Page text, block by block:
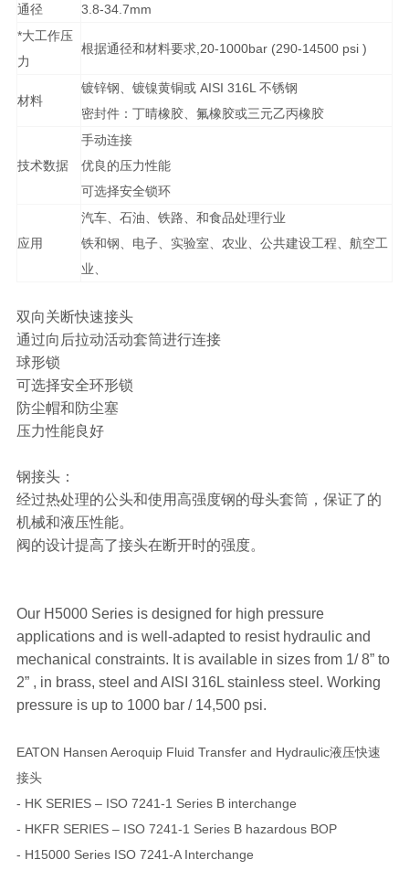
通径
3.8-34.7mm
*大工作压
力
根据通径和材料要求,20-1000bar (290-14500 psi )
材料
镀锌钢、镀镍黄铜或 AISI 316L 不锈钢
密封件：丁晴橡胶、氟橡胶或三元乙丙橡胶
技术数据
手动连接
优良的压力性能
可选择安全锁环
应用
汽车、石油、铁路、和食品处理行业
铁和钢、电子、实验室、农业、公共建设工程、航空工
业、
双向关断快速接头
通过向后拉动活动套筒进行连接
球形锁
可选择安全环形锁
防尘帽和防尘塞
压力性能良好
钢接头：
经过热处理的公头和使用高强度钢的母头套筒，保证了的
机械和液压性能。
阀的设计提高了接头在断开时的强度。
Our H5000 Series is designed for high pressure
applications and is well-adapted to resist hydraulic and
mechanical constraints. It is available in sizes from 1/ 8” to
2” , in brass, steel and AISI 316L stainless steel. Working
pressure is up to 1000 bar / 14,500 psi.
EATON Hansen Aeroquip Fluid Transfer and Hydraulic液压快速
接头
- HK SERIES – ISO 7241-1 Series B interchange
- HKFR SERIES – ISO 7241-1 Series B hazardous BOP
- H15000 Series ISO 7241-A Interchange